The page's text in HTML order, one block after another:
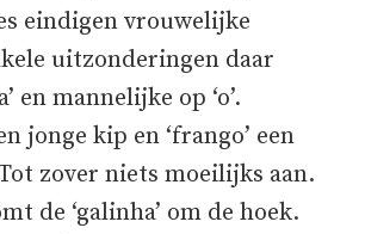
eindigen vrouwelijke
uitzonderingen daar
en mannelijke op ‘o’.
jonge kip en ‘frango’ een
zover niets moeilijks aan.
de ‘galinha’ om de hoek.